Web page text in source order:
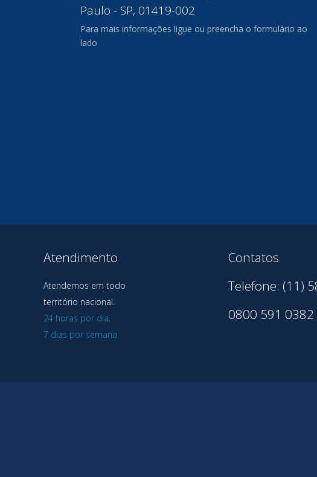
Paulo - SP, 01419-002
Para mais informações ligue ou preencha o formulário ao
lado
Atendimento
Atendemos em todo
território nacional.
24 horas por dia,
7 dias por semana.
Contatos
Telefone: (11)
0800 591 0382